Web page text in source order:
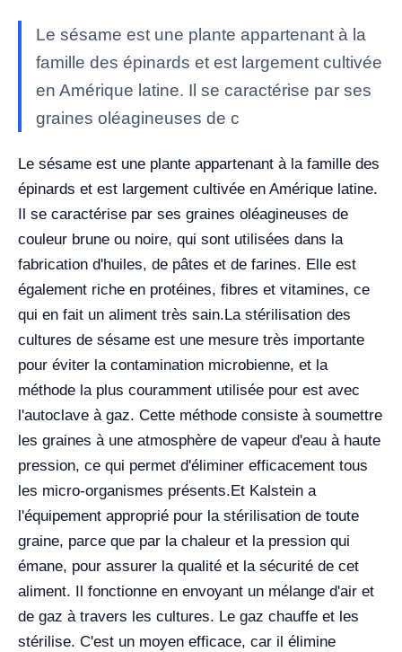
Le sésame est une plante appartenant à la
famille des épinards et est largement cultivée
en Amérique latine. Il se caractérise par ses
graines oléagineuses de c
Le sésame est une plante appartenant à la famille des
épinards et est largement cultivée en Amérique latine.
Il se caractérise par ses graines oléagineuses de
couleur brune ou noire, qui sont utilisées dans la
fabrication d'huiles, de pâtes et de farines. Elle est
également riche en protéines, fibres et vitamines, ce
qui en fait un aliment très sain.La stérilisation des
cultures de sésame est une mesure très importante
pour éviter la contamination microbienne, et la
méthode la plus couramment utilisée pour est avec
l'autoclave à gaz. Cette méthode consiste à soumettre
les graines à une atmosphère de vapeur d'eau à haute
pression, ce qui permet d'éliminer efficacement tous
les micro-organismes présents.Et Kalstein a
l'équipement approprié pour la stérilisation de toute
graine, parce que par la chaleur et la pression qui
émane, pour assurer la qualité et la sécurité de cet
aliment. Il fonctionne en envoyant un mélange d'air et
de gaz à travers les cultures. Le gaz chauffe et les
stérilise. C'est un moyen efficace, car il élimine